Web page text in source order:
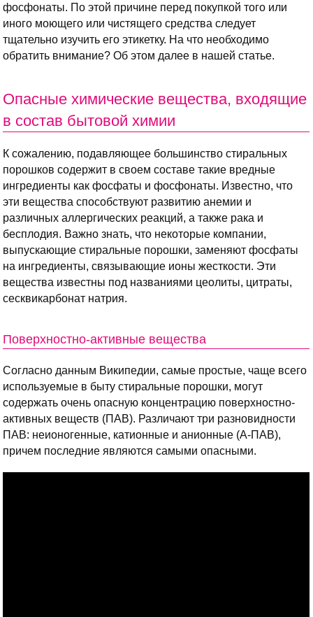
фосфонаты. По этой причине перед покупкой того или
иного моющего или чистящего средства следует
тщательно изучить его этикетку. На что необходимо
обратить внимание? Об этом далее в нашей статье.
Опасные химические вещества, входящие
в состав бытовой химии
К сожалению, подавляющее большинство стиральных
порошков содержит в своем составе такие вредные
ингредиенты как фосфаты и фосфонаты. Известно, что
эти вещества способствуют развитию анемии и
различных аллергических реакций, а также рака и
бесплодия. Важно знать, что некоторые компании,
выпускающие стиральные порошки, заменяют фосфаты
на ингредиенты, связывающие ионы жесткости. Эти
вещества известны под названиями цеолиты, цитраты,
сесквикарбонат натрия.
Поверхностно-активные вещества
Согласно данным Википедии, самые простые, чаще всего
используемые в быту стиральные порошки, могут
содержать очень опасную концентрацию поверхностно-
активных веществ (ПАВ). Различают три разновидности
ПАВ: неионогенные, катионные и анионные (А-ПАВ),
причем последние являются самыми опасными.